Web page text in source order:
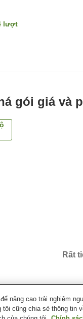
lượt
gói giá và
Rất
Bản Tỉnh Nagano
nâng cao trải nghiệm
tôi cũng chia sẻ thông